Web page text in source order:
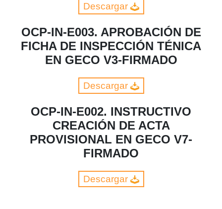
Descargar
OCP-IN-E003. APROBACIÓN DE
FICHA DE INSPECCIÓN TÉNICA
EN GECO V3-FIRMADO
Descargar
OCP-IN-E002. INSTRUCTIVO
CREACIÓN DE ACTA
PROVISIONAL EN GECO V7-
FIRMADO
Descargar